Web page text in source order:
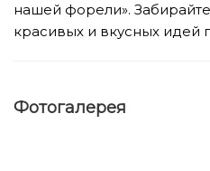
нашей форели».
красивых и вкусных идей
Фотогалерея